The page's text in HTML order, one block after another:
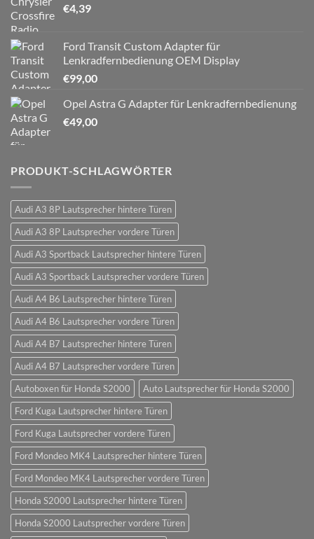
€4,39
Ford Transit Custom Adapter für
Lenkradfernbedienung OEM Display
€99,00
Opel Astra G Adapter für Lenkradfernbedienung
€49,00
PRODUKT-SCHLAGWÖRTER
Audi A3 8P Lautsprecher hintere Türen
Audi A3 8P Lautsprecher vordere Türen
Audi A3 Sportback Lautsprecher hintere Türen
Audi A3 Sportback Lautsprecher vordere Türen
Audi A4 B6 Lautsprecher hintere Türen
Audi A4 B6 Lautsprecher vordere Türen
Audi A4 B7 Lautsprecher hintere Türen
Audi A4 B7 Lautsprecher vordere Türen
Autoboxen für Honda S2000
Auto Lautsprecher für Honda S2000
Ford Kuga Lautsprecher hintere Türen
Ford Kuga Lautsprecher vordere Türen
Ford Mondeo MK4 Lautsprecher hintere Türen
Ford Mondeo MK4 Lautsprecher vordere Türen
Honda S2000 Lautsprecher hintere Türen
Honda S2000 Lautsprecher vordere Türen